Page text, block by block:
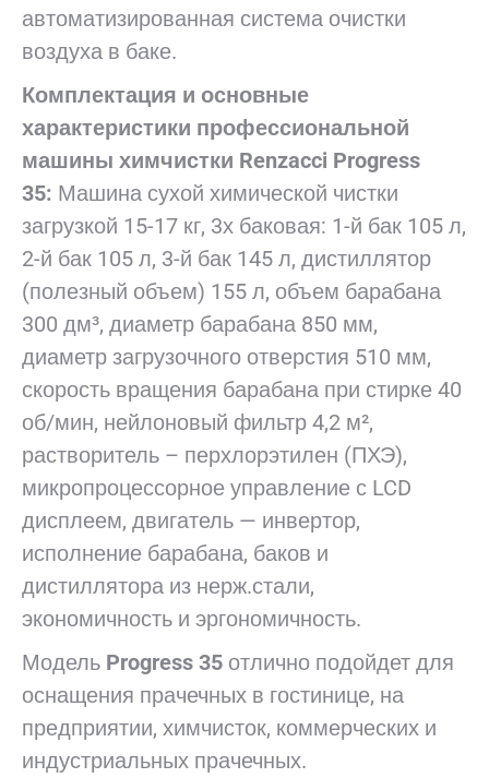
автоматизированная система очистки
воздуха в баке.
Комплектация и основные
характеристики профессиональной
машины химчистки Renzacci Progress
35: Машина сухой химической чистки
загрузкой 15-17 кг, 3х баковая: 1-й бак 105 л,
2-й бак 105 л, 3-й бак 145 л, дистиллятор
(полезный объем) 155 л, объем барабана
300 дм³, диаметр барабана 850 мм,
диаметр загрузочного отверстия 510 мм,
скорость вращения барабана при стирке 40
об/мин, нейлоновый фильтр 4,2 м²,
растворитель – перхлорэтилен (ПХЭ),
микропроцессорное управление с LCD
дисплеем, двигатель — инвертор,
исполнение барабана, баков и
дистиллятора из нерж.стали,
экономичность и эргономичность.
Модель Progress 35 отлично подойдет для
оснащения прачечных в гостинице, на
предприятии, химчисток, коммерческих и
индустриальных прачечных.